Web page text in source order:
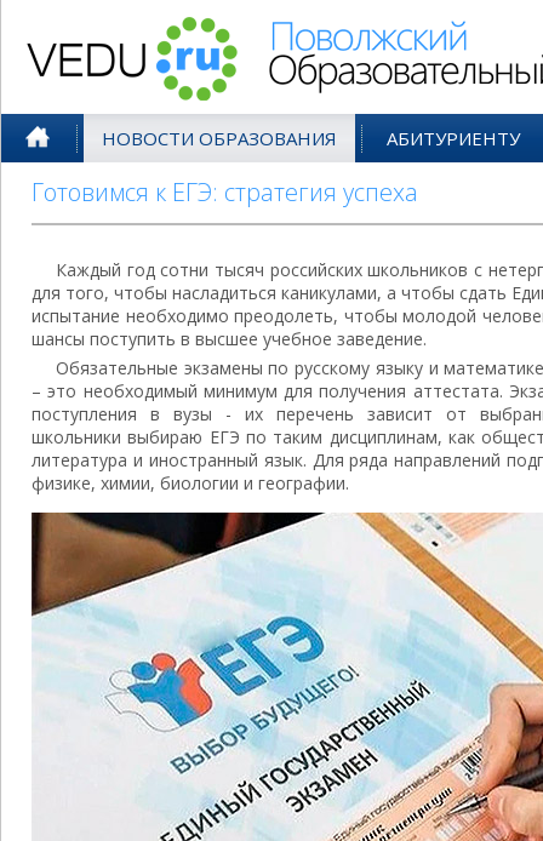
НОВОСТИ ОБРАЗОВАНИЯ АБИТУРИЕНТУ
Готовимся к ЕГЭ: стратегия успеха
Каждый год сотни тысяч российских школьников с
для того, чтобы насладиться каникулами, а чтобы сдать
испытание необходимо преодолеть, чтобы молодой
шансы поступить в высшее учебное заведение.
Обязательные экзамены по русскому языку и
– это необходимый минимум для получения аттестата.
поступления в вузы - их перечень зависит от
школьники выбираю ЕГЭ по таким дисциплинам, как
литература и иностранный язык. Для ряда направлений
физике, химии, биологии и географии.